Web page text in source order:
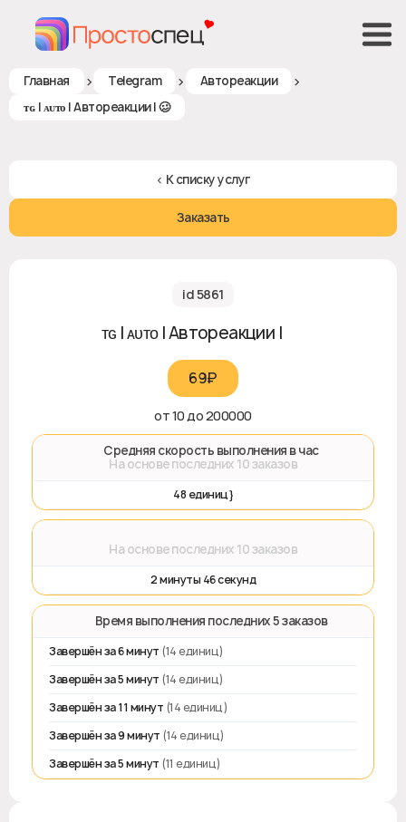
Главная > Telegram > Автореакции >
ᴛɢ | ᴀᴜᴛᴏ | Автореакции | 🥴
< К списку услуг
Заказать
id 5861
ᴛɢ | ᴀᴜᴛᴏ | Автореакции | 🥴
69₽‎
от 10 до 200000
🚀 Средняя скорость выполнения в час
На основе последних 10 заказов
48 единиц}
На основе последних 10 заказов
2 минуты 46 секунд
⏱️ Время выполнения последних 5 заказов
Завершён за 6 минут (14 единиц)
Завершён за 5 минут (14 единиц)
Завершён за 11 минут (14 единиц)
Завершён за 9 минут (14 единиц)
Завершён за 5 минут (11 единиц)